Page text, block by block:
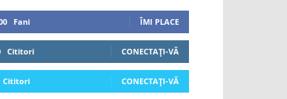
Fani ÎMI PLACE
Cititori CONECTAȚI-VĂ
Cititori CONECTAȚI-VĂ